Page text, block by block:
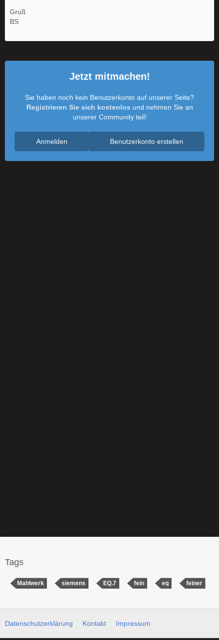
Gruß
BS
Jetzt mitmachen!
Sie haben noch kein Benutzerkonto auf unserer Seite?
Registrieren Sie sich kostenlos und nehmen Sie an
unserer Community teil!
Benutzerkonto erstellen
Anmelden
Tags
Mahlwerk siemens EQ.7 fein eq feiner
Datenschutzerklärung Kontakt Impressum